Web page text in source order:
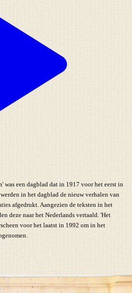
was een dagblad dat in 1917 voor het eerst in
in het dagblad de nieuw verhalen van
afgedrukt. Aangezien de teksten in het
deze naar het Nederlands vertaald. 'Het
voor het laatst in 1992 om in het